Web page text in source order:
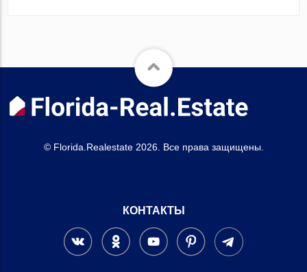
© Florida.Realestate 2026. Все права защищены.
КОНТАКТЫ